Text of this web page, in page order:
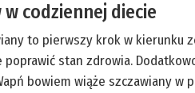
codziennej diecie
to pierwszy krok w kierunku
stan zdrowia.
bowiem wiąże szczawiany w